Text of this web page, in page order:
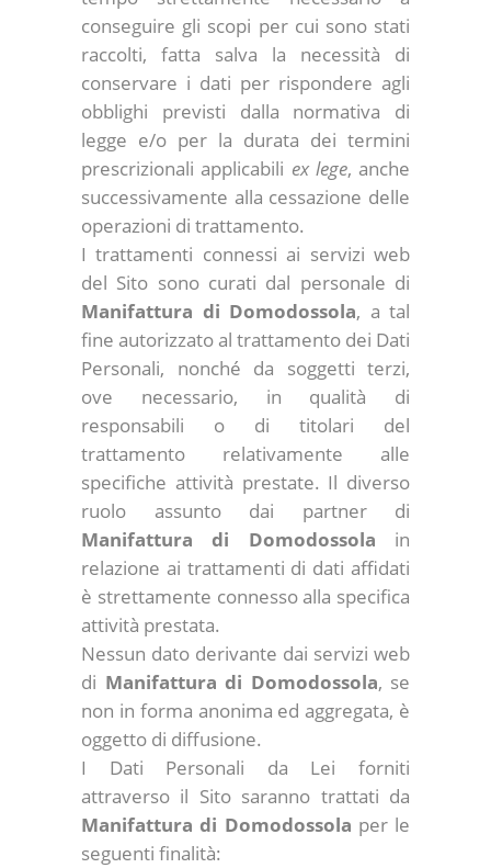
conseguire gli scopi per cui sono stati
raccolti, fatta salva la necessità di
conservare i dati per rispondere agli
obblighi previsti dalla normativa di
legge e/o per la durata dei termini
prescrizionali applicabili ex lege, anche
successivamente alla cessazione delle
operazioni di trattamento.
I trattamenti connessi ai servizi web
del Sito sono curati dal personale di
Manifattura di Domodossola, a tal
fine autorizzato al trattamento dei Dati
Personali, nonché da soggetti terzi,
ove necessario, in qualità di
responsabili o di titolari del
trattamento relativamente alle
specifiche attività prestate. Il diverso
ruolo assunto dai partner di
Manifattura di Domodossola in
relazione ai trattamenti di dati affidati
è strettamente connesso alla specifica
attività prestata.
Nessun dato derivante dai servizi web
di Manifattura di Domodossola, se
non in forma anonima ed aggregata, è
oggetto di diffusione.
I Dati Personali da Lei forniti
attraverso il Sito saranno trattati da
Manifattura di Domodossola per le
seguenti finalità: